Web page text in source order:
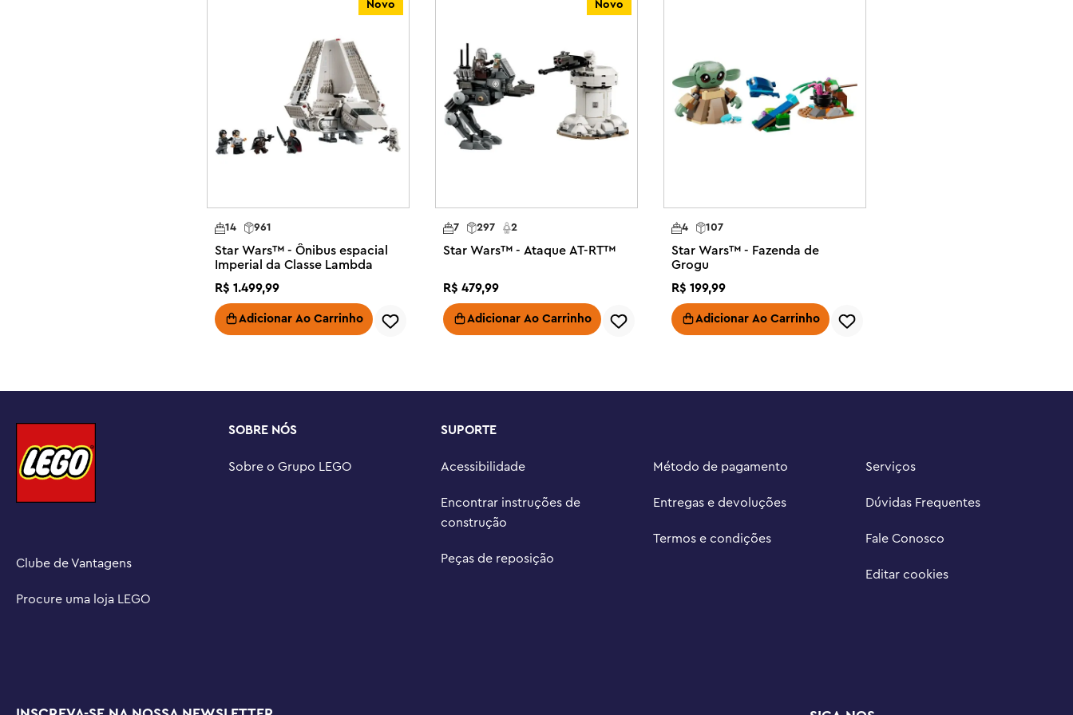
aplicativo LEGO Builder, que permite que você amplie e gire uma versão 3D do seu
modelo de construção enquanto constrói e muito mais.
Kit de modelo de nave estelar montável – Imagine a vida com o Mon Calamari a bordo do
Home One Starcruiser com a primeira recriação em tijolo LEGO® desta nave estelar de
Crie um display Star Wars ™ – Exiba sua criação no suporte com uma placa de
construída com tijolos como se estivesse voando ao lado
de fantasia faz parte de uma série colecionável com modelos de construção de escala
média de naves estelares icônicas de Star Wars
Presente criativo de Star Wars ™ para fãs adultos – Presenteie-se ou presenteie um amigo
LEGO® Builder, onde você pode visualizar uma versão digital 3D deste modelo de
De uma galáxia muito, muito distante para sua sala de estar – os conjuntos colecionáveis ??
LEGO® Star Wars ™ para adultos são projetados para pessoas que gostam de projetos
criativos práticos para relaxar de forma consciente e divertida
peças mede mais de 5,5 pol. (14 cm) de altura, 13 pol. (33 cm) de comprimento e 5,5 pol.
Novo
961
14
Star Wars™ - Ônibus espacial
Imperial da Classe Lambda
R$ 1.499,99
Adicionar Ao Carrinho
Novo
297 2
7
Star Wars™ - Ataque AT-RT™
R$ 479,99
Adicionar Ao Carrinho
107
4
Star Wars™ - Fazenda de
Grogu
R$ 199,99
Adicionar Ao Carrinho
Clube de Vantagens
Procure uma loja LEGO
SOBRE NÓS
Sobre o Grupo LEGO
SUPORTE
Acessibilidade
Encontrar instruções de
construção
Peças de reposição
Método de pagamento
Entregas e devoluções
Termos e condições
Serviços
Dúvidas Frequentes
Fale Conosco
Editar cookies